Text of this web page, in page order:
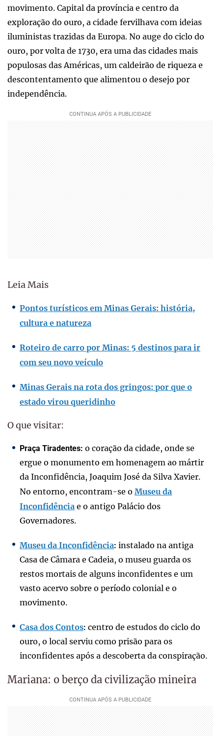
movimento. Capital da província e centro da
exploração do ouro, a cidade fervilhava com ideias
iluministas trazidas da Europa. No auge do ciclo do
ouro, por volta de 1730, era uma das cidades mais
populosas das Américas, um caldeirão de riqueza e
descontentamento que alimentou o desejo por
independência.
Leia Mais
Pontos turísticos em Minas Gerais: história,
cultura e natureza
Roteiro de carro por Minas: 5 destinos para ir
com seu novo veículo
Minas Gerais na rota dos gringos: por que o
estado virou queridinho
O que visitar:
Praça Tiradentes: o coração da cidade, onde se
ergue o monumento em homenagem ao mártir
da Inconfidência, Joaquim José da Silva Xavier.
No entorno, encontram-se o Museu da
Inconfidência e o antigo Palácio dos
Governadores.
Museu da Inconfidência: instalado na antiga
Casa de Câmara e Cadeia, o museu guarda os
restos mortais de alguns inconfidentes e um
vasto acervo sobre o período colonial e o
movimento.
Casa dos Contos: centro de estudos do ciclo do
ouro, o local serviu como prisão para os
inconfidentes após a descoberta da conspiração.
Mariana: o berço da civilização mineira